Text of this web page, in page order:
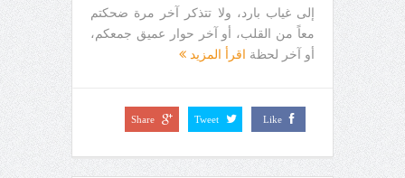
إلى غياب بارد، ولا تتذكر آخر مرة ضحكتم
معاً من القلب، أو آخر حوار عميق جمعكم،
أو آخر لحظة
اقرأ المزيد
Like
Tweet
Share